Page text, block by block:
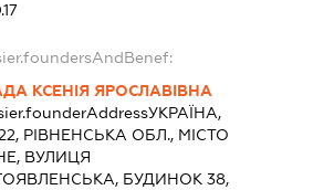
КСЕНІЯ ЯРОСЛАВІВНА
УКРАЇНА,
РІВНЕНСЬКА ОБЛ., МІСТО
ВУЛИЦЯ
БУДИНОК 38,